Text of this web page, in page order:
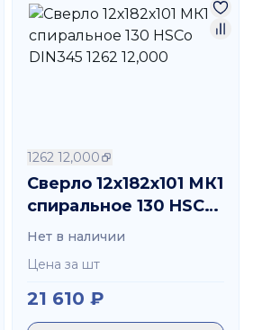
1262 12,000
Сверло 12х182х101 МК1
спиральное 130 HSCо
DIN345 1262 12,000
Нет в наличии
Цена за шт
21 610 ₽